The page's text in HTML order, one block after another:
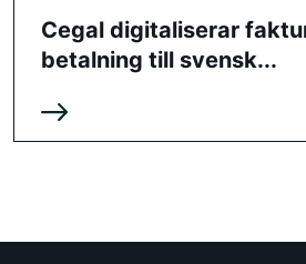
Cegal digitaliserar
betalning till svensk...